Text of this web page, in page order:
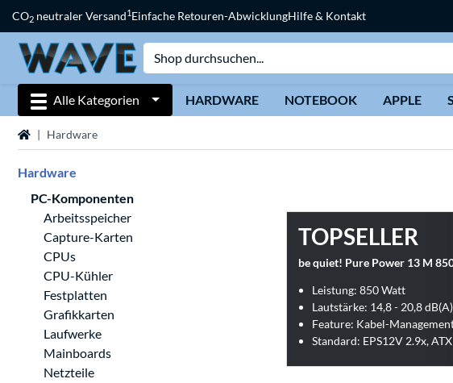
CO2 neutraler Versand1Einfache Retouren-AbwicklungHilfe & Kontakt
Alle Kategorien HARDWARE NOTEBOOK APPLE
StartseiteHardware
Hardware
PC-Komponenten
Arbeitsspeicher
Capture-Karten
CPUs
CPU-Kühler
Festplatten
Grafikkarten
Laufwerke
Mainboards
Netzteile
TOPSELLER
be quiet! Pure Power 13 M
Leistung: 850 Watt
Lautstärke: 14,8 - 20,8 dB(A)
Feature: Kabel-
Standard: EPS12V 2.9x,